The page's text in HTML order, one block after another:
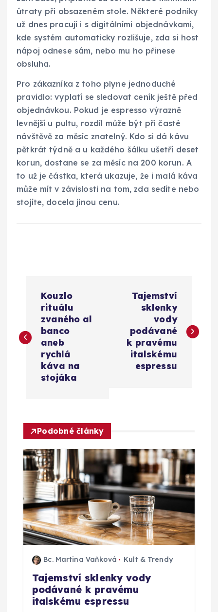
útraty při obsazeném stole. Některé podniky
už dnes pracují i s digitálními objednávkami,
kde systém automaticky rozlišuje, zda si host
nápoj odnese sám, nebo mu ho přinese
obsluha.
Pro zákazníka z toho plyne jednoduché
pravidlo: vyplatí se sledovat ceník ještě před
objednávkou. Pokud je espresso výrazně
levnější u pultu, rozdíl může být při časté
návštěvě za měsíc znatelný. Kdo si dá kávu
pětkrát týdně a u každého šálku ušetří deset
korun, dostane se za měsíc na 200 korun. A
to už je částka, která ukazuje, že i malá káva
může mít v závislosti na tom, zda sedíte nebo
stojíte, docela jinou cenu.
v
c
e
p
r
o
p
Kouzlo
rituálu
zvaného al
banco
aneb
rychlá
káva na
stojáka
Tajemství
sklenky
vody
podávané
k pravému
italskému
espressu
Podobné články
Bc. Martina Vaňková Kult & Trendy
Tajemství sklenky vody
podávané k pravému
italskému espressu